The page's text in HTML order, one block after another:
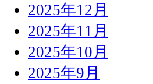
2025年12月
2025年11月
2025年10月
2025年9月